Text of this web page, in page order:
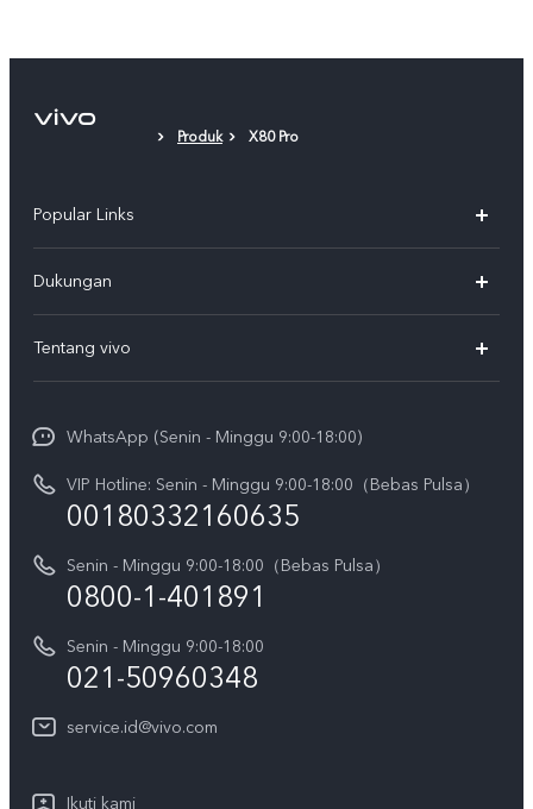
Produk X80 Pro
Popular Links
T5 Pro
V70 FE
Y05
X300 Pro
Gerai Terdekat
Dukungan
Funtouch OS
Pembaruan Sistem
Harga Spare Part
Otentikasi IMEI
Kebijakan Garansi vivo
Layanan Perbaikan Antar Jemput
Tentang vivo
Sejarah
Berita
Pemberitahuan Hukum
Tentang Kami
Pusat Privasi vivo
WhatsApp (Senin - Minggu 9:00-18:00)
VIP Hotline: Senin - Minggu 9:00-18:00（Bebas Pulsa）
00180332160635
Senin - Minggu 9:00-18:00（Bebas Pulsa）
0800-1-401891
Senin - Minggu 9:00-18:00
021-50960348
service.id@vivo.com
Ikuti kami